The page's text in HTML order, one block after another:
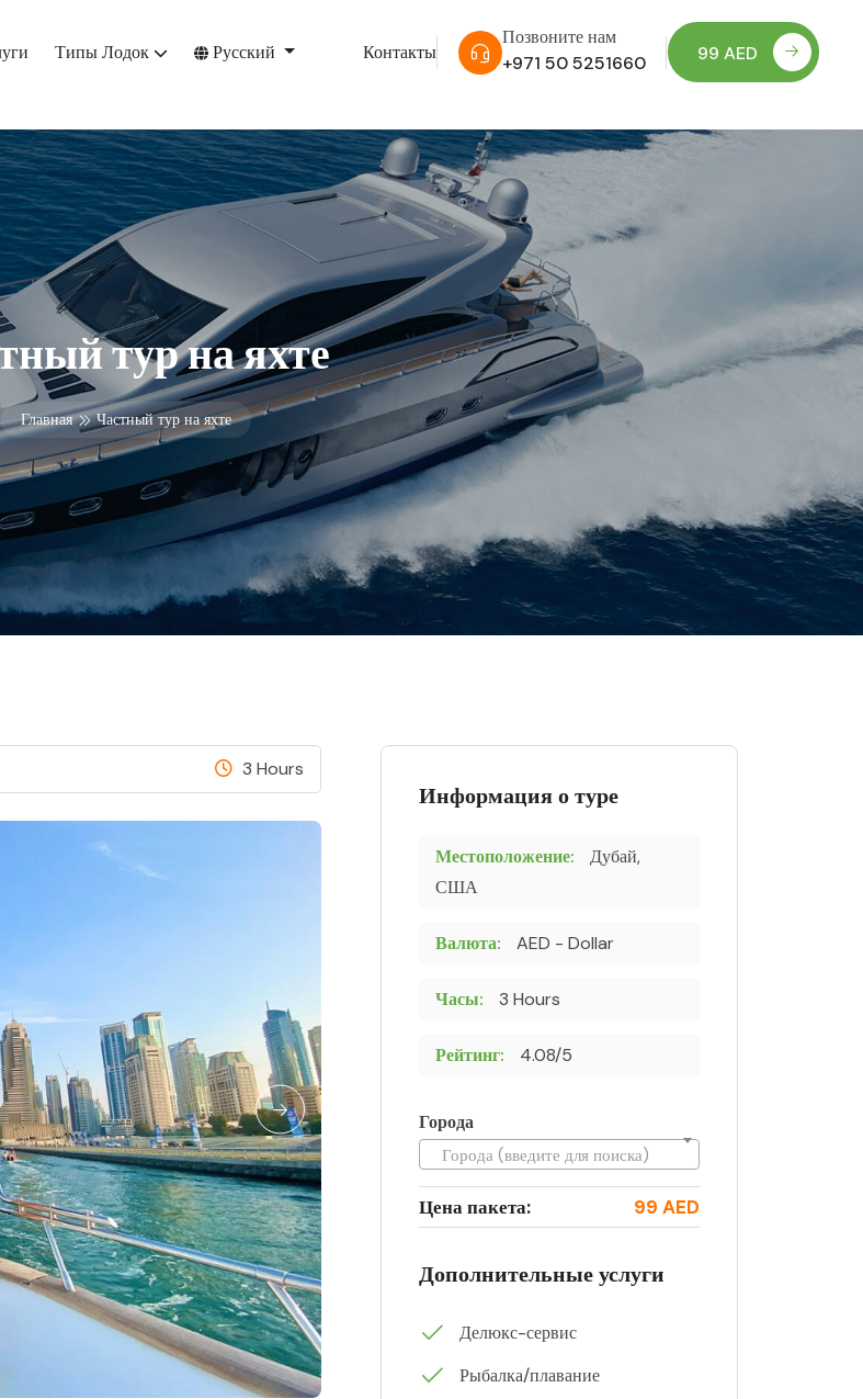
Типы Лодок Русский Контакты
Позвоните нам
+971 50 5251660
99 AED
тур на яхте
Главная Частный тур на яхте
3 Hours
Информация о туре
Местоположение:
Дубай,
США
Валюта: AED - Dollar
Часы: 3 Hours
Рейтинг: 4.08/5
Города
Города (введите для поиска)
Цена пакета: 99 AED
Дополнительные услуги
Делюкс-сервис
Рыбалка/плавание